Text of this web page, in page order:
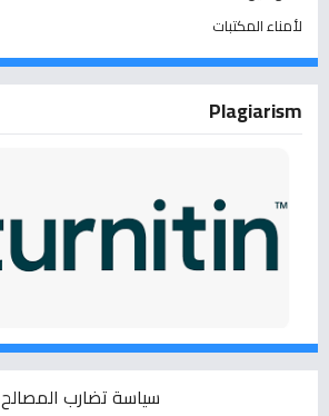
لأمناء المكتبات
Plagiarism
سياسة تضارب المصالح